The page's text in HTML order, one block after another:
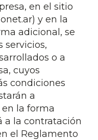
en el sitio
y en la
adicional, se
servicios,
o a
cuyos
condiciones
a
la forma
a la contratación
el Reglamento